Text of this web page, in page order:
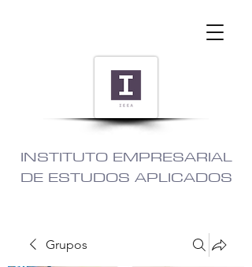
INSTITUTO EMPRESARIAL
DE ESTUDOS APLICADOS
Grupos